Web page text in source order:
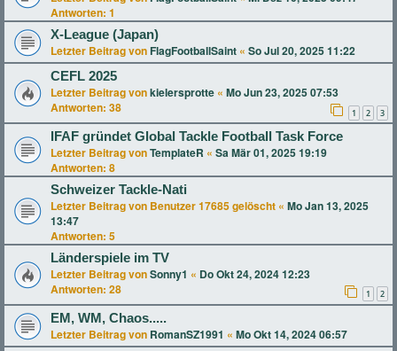
Antworten: 1
X-League (Japan)
Letzter Beitrag von FlagFootballSaint « So Jul 20, 2025 11:22
CEFL 2025
Letzter Beitrag vonkielersprotte « Mo Jun 23, 2025 07:53
Antworten: 38 1 2 3
IFAF gründet Global Tackle Football Task Force
Letzter Beitrag vonTemplateR « Sa Mär 01, 2025 19:19
Antworten: 8
Schweizer Tackle-Nati
Letzter Beitrag von Benutzer 17685 gelöscht « Mo Jan 13, 2025
13:47
Antworten: 5
Länderspiele im TV
Letzter Beitrag vonSonny1 « Do Okt 24, 2024 12:23
Antworten: 28 1 2
EM, WM, Chaos.....
Letzter Beitrag von RomanSZ1991 « Mo Okt 14, 2024 06:57